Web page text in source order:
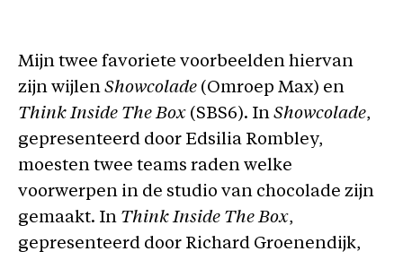
Mijn twee favoriete voorbeelden hiervan
zijn wijlen Showcolade (Omroep Max) en
Think Inside The Box (SBS6). In Showcolade,
gepresenteerd door Edsilia Rombley,
moesten twee teams raden welke
voorwerpen in de studio van chocolade zijn
gemaakt. In Think Inside The Box,
gepresenteerd door Richard Groenendijk,